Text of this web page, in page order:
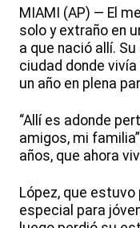
MIAMI (AP) — El
solo y extraño en
a que nació allí.
ciudad donde
un año en plena
“Allí es adonde
amigos, mi
años, que ahora
López, que
especial para